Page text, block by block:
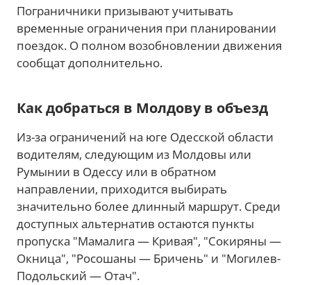
Пограничники призывают учитывать
временные ограничения при планировании
поездок. О полном возобновлении движения
сообщат дополнительно.
Как добраться в Молдову в объезд
Из-за ограничений на юге Одесской области
водителям, следующим из Молдовы или
Румынии в Одессу или в обратном
направлении, приходится выбирать
значительно более длинный маршрут. Среди
доступных альтернатив остаются пункты
пропуска "Мамалига — Кривая", "Сокиряны —
Окница", "Росошаны — Бричень" и "Могилев-
Подольский — Отач".